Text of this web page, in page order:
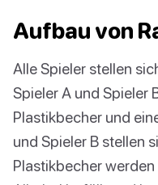
Aufbau von
Alle Spieler stellen
Spieler A und Spieler
Plastikbecher und
und Spieler B stellen
Plastikbecher